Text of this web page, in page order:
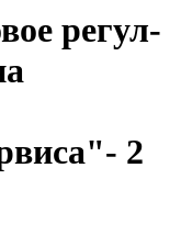
регул-
2